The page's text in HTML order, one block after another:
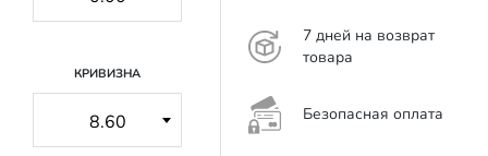
КРИВИЗНА
7 дней на возврат
товара
Безопасная оплата